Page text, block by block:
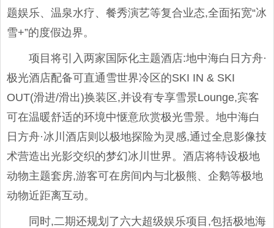
题娱乐、温泉水疗、餐秀演艺等复合业态,全面拓宽“冰
雪+”的度假边界。
项目将引入两家国际化主题酒店:地中海白日方舟·
极光酒店配备可直通雪世界冷区的SKI IN & SKI
OUT(滑进/滑出)换装区,并设有专享雪景Lounge,宾客
可在温暖舒适的环境中惬意欣赏极光雪景。地中海白
日方舟·冰川酒店则以极地探险为灵感,通过全息影像技
术营造出光影交织的梦幻冰川世界。酒店将特设极地
动物主题套房,游客可在房间内与北极熊、企鹅等极地
动物近距离互动。
同时,二期还规划了六大超级娱乐项目,包括极地海